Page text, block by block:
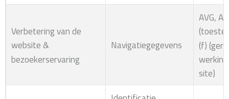
Verbetering van de
website &
bezoekerservaring
Navigatiegegevens
AVG,
(f)
site)